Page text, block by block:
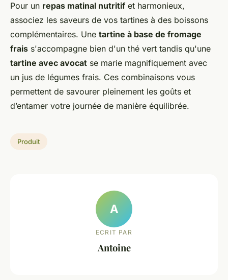
Pour un repas matinal nutritif et harmonieux,
associez les saveurs de vos tartines à des boissons
complémentaires. Une tartine à base de fromage
frais s'accompagne bien d'un thé vert tandis qu'une
tartine avec avocat se marie magnifiquement avec
un jus de légumes frais. Ces combinaisons vous
permettent de savourer pleinement les goûts et
d’entamer votre journée de manière équilibrée.
Produit
A
ECRIT PAR
Antoine